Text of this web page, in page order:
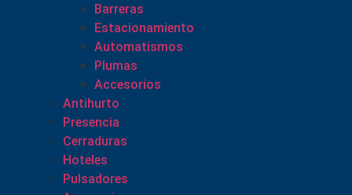
Barreras
Estacionamiento
Automatismos
Plumas
Accesorios
Antihurto
Presencia
Cerraduras
Hoteles
Pulsadores